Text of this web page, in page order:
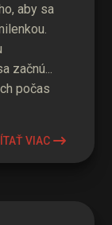
aby sa
začnú...
počas
VIAC